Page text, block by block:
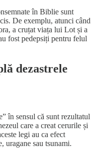
în Biblie sunt
De exemplu, atunci când
a cruțat viața lui Lot și a
fost pedepsiți pentru felul
dezastrele
în sensul că sunt rezultatul
care a creat cerurile și
legi au ca efect
uragane sau tsunami.